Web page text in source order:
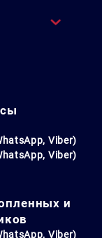
Viber)
Viber)
и
Viber)